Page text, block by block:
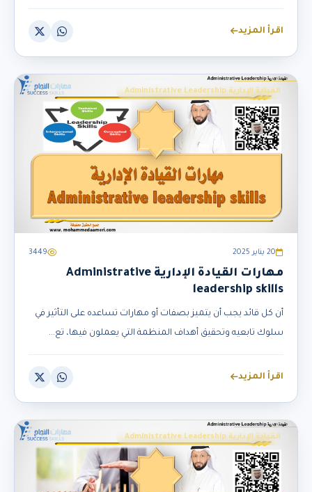
اقرأ المزيد
القيادة الإدارية Administrative Leadership
20 يناير 2025 3449
مهارات القيادة الإدارية Administrative
leadership skills
أن كل قائد يجب أن يتميز بصفات أو مهارات تساعده على التأثير في
سلوك تابعيه وتحقيق أهداف المنظمة التي يعملون فيها، تع...
اقرأ المزيد
القيادة الإدارية Administrative Leadership